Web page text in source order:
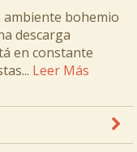
ambiente bohemio
descarga
en constante
Leer Más